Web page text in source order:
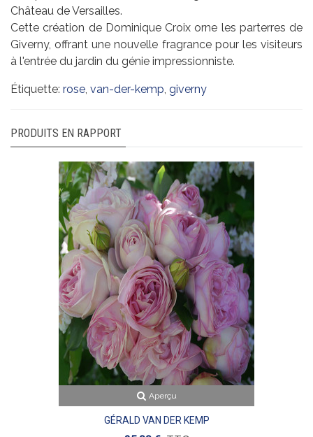
Château de Versailles.
Cette création de Dominique Croix orne les parterres de
Giverny, offrant une nouvelle fragrance pour les visiteurs
à l'entrée du jardin du génie impressionniste.
Étiquette: rose, van-der-kemp, giverny
PRODUITS EN RAPPORT
Aperçu
GÉRALD VAN DER KEMP